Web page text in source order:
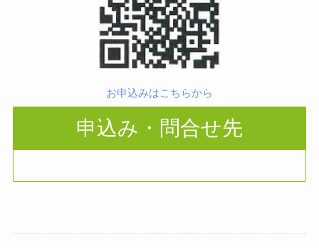
お申込みはこちらから
申込み・問合せ先